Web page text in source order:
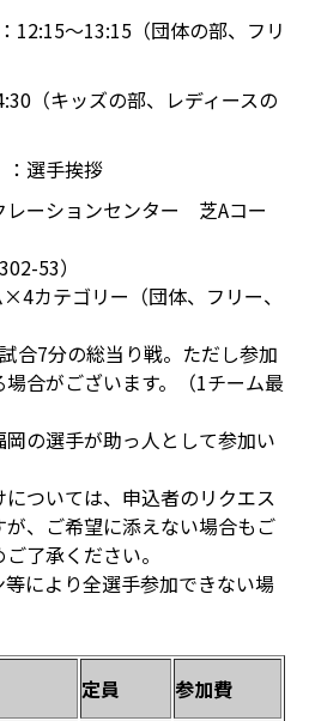
～13:15（団体の部、フリ
（キッズの部、レディースの
選手挨拶
レーションセンター 芝Aコー
53）
カテゴリー（団体、フリー、
合7分の総当り戦。ただし参加
合がございます。（1チーム最
岡の選手が助っ人として参加い
については、申込者のリクエス
が、ご希望に添えない場合もご
了承ください。
等により全選手参加できない場
定員 参加費